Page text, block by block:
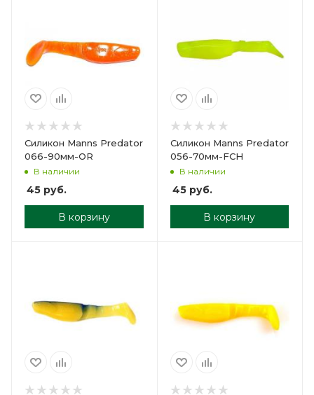
Силикон Manns Predator
066-90мм-OR
В наличии
45 руб.
В корзину
Силикон Manns Predator
056-70мм-FCH
В наличии
45руб.
В корзину